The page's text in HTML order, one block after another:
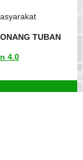
TUBAN
4.0